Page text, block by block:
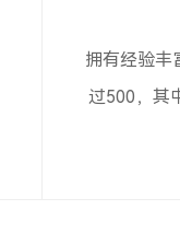
拥有经验丰
过500，其